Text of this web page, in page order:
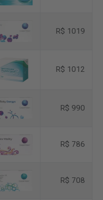
R$ 1019
R$ 1012
R$ 990
R$ 786
R$ 708